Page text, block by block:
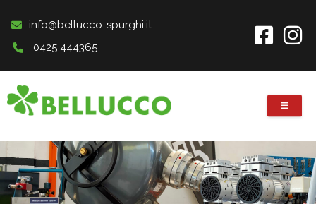
info@bellucco-spurghi.it
0425 444365